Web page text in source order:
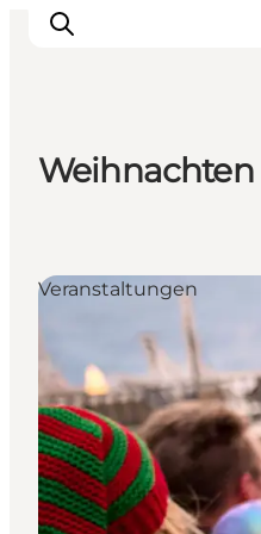
Essen & trinken
Veranstaltungen
Öffnungszeiten
Weihnachten
Veranstaltungen